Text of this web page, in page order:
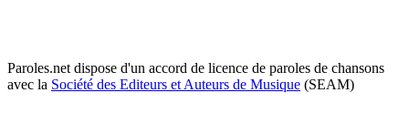
Paroles.net dispose d'un accord de licence de paroles de chansons
avec la Société des Editeurs et Auteurs de Musique (SEAM)